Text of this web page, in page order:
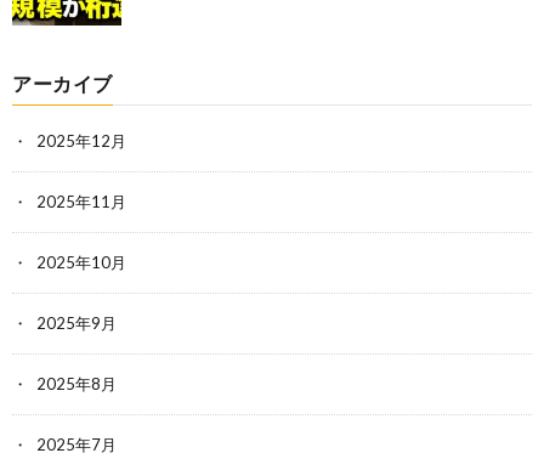
アーカイブ
2025年12月
2025年11月
2025年10月
2025年9月
2025年8月
2025年7月